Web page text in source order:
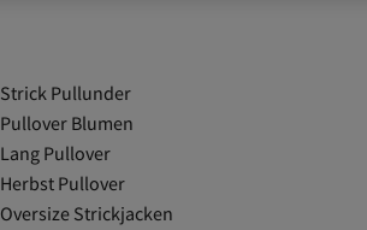
Strick Pullunder
Pullover Blumen
Lang Pullover
Herbst Pullover
Oversize Strickjacken